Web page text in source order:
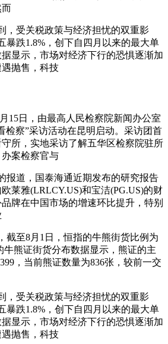
而
，受关税政策与经济担忧的双重影
暴跌1.8%，创下自四月以来的最大单
显示，市场对经济下行的恐惧逐渐加
抛售，科技
15日，由最高人民检察院新闻办公室
检察”采访活动在昆明启动。采访团首
所，实地采访了解五华区检察院驻所
案检察官与
报道，国泰海通近期发布的研究报告
莱雅(LRLCY.US)和宝洁(PG.US)的财
牌在中国市场的增速环比提升，特别
截至8月1日，恒指的牛熊街货比例为
牛熊证街货分布数据显示，熊证的主
，当前熊证数量为836张，较前一交
，受关税政策与经济担忧的双重影
暴跌1.8%，创下自四月以来的最大单
显示，市场对经济下行的恐惧逐渐加
抛售，科技